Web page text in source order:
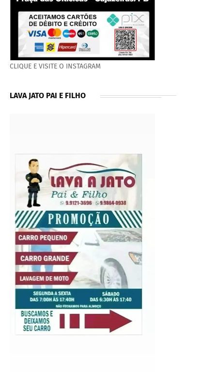
CLIQUE E VISITE O INSTAGRAM
LAVA JATO PAI E FILHO